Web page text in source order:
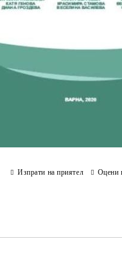
Изпрати на приятел Оцени